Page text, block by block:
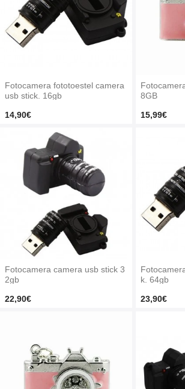
Fotocamera fototoestel camera
usb stick. 16gb
14,90€
8GB
15,99€
Fotocamera camera usb stick 3
2gb
22,90€
k. 64gb
23,90€